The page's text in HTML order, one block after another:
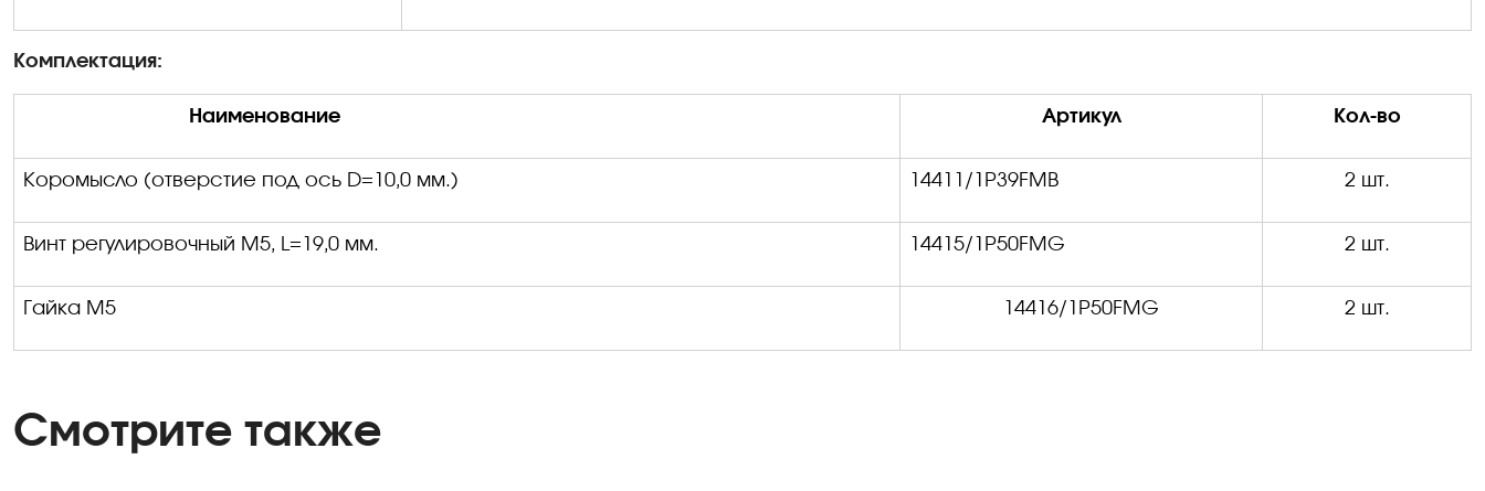
Комплектация:
Наименование Артикул Кол-во
Коромысло (отверстие под ось D=10,0 мм.) 14411/1 P39FM В 2 шт.
Винт регулировочный М5, L=19,0 мм. 14415/1 P50FMG 2 шт.
Гайка М5 14416/1 P50FMG 2 шт.
Смотрите также